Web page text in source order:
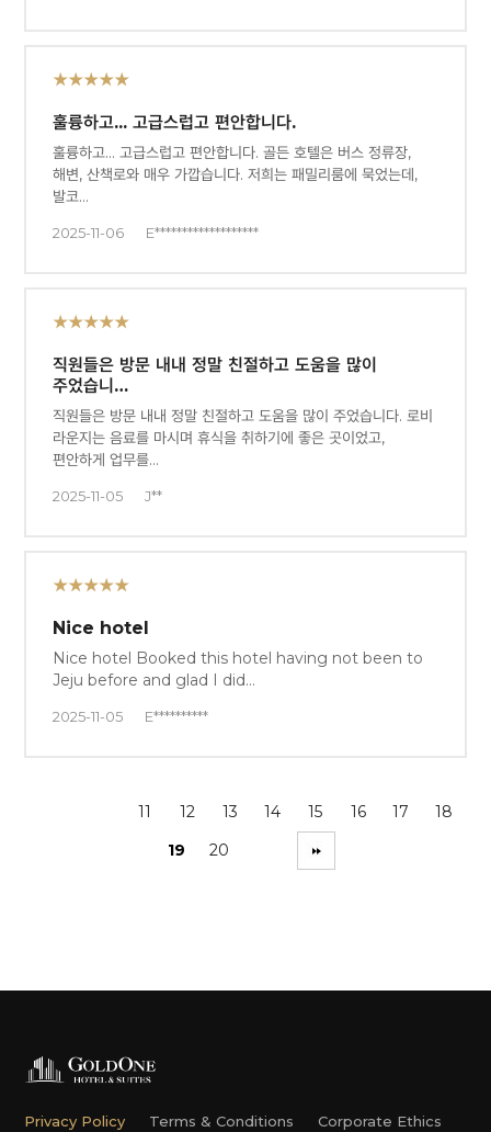
★★★★★
훌륭하고... 고급스럽고 편안합니다.
훌륭하고... 고급스럽고 편안합니다. 골든 호텔은 버스 정류장,
해변, 산책로와 매우 가깝습니다. 저희는 패밀리룸에 묵었는데,
발코…
2025-11-06 E*******************
★★★★★
직원들은 방문 내내 정말 친절하고 도움을 많이
주었습니…
직원들은 방문 내내 정말 친절하고 도움을 많이 주었습니다. 로비
라운지는 음료를 마시며 휴식을 취하기에 좋은 곳이었고,
편안하게 업무를…
2025-11-05 J**
★★★★★
Nice hotel
Nice hotel Booked this hotel having not been to
Jeju before and glad I did…
2025-11-05 E**********
11 12 13 14 15 16 17
18
19
20
Privacy Policy Terms & Conditions Corporate Ethics